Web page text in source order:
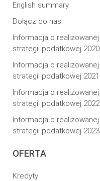
English summary
Dołącz do nas
Informacja o realizowanej
strategii podatkowej 2020
Informacja o realizowanej
strategii podatkowej 2021
Informacja o realizowanej
strategii podatkowej 2022
Informacja o realizowanej
strategii podatkowej 2023
OFERTA
Kredyty